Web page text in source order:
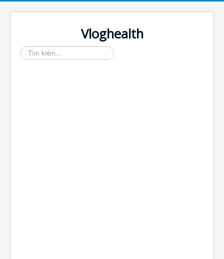
Vloghealth
Tìm
kiếm...